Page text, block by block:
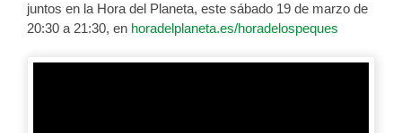
juntos en la Hora del Planeta, este sábado 19 de marzo de
20:30 a 21:30, en horadelplaneta.es/horadelospeques